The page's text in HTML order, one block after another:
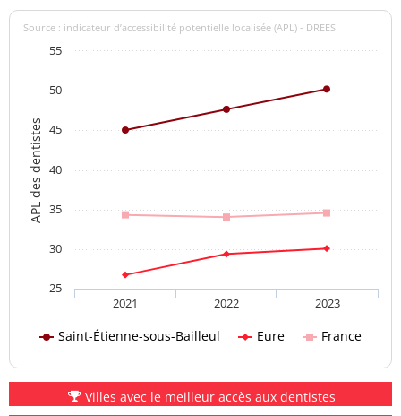
APL des dentistes
Source : indicateur d’accessibilité potentielle localisée (APL) - DREES
Saint-Étienne-sous-Bailleul Eure France
2021 2022 2023
25
30
35
40
45
50
55
Villes avec le meilleur accès aux dentistes